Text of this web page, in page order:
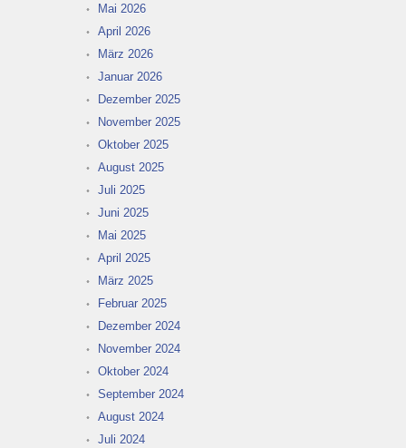
Mai 2026
April 2026
März 2026
Januar 2026
Dezember 2025
November 2025
Oktober 2025
August 2025
Juli 2025
Juni 2025
Mai 2025
April 2025
März 2025
Februar 2025
Dezember 2024
November 2024
Oktober 2024
September 2024
August 2024
Juli 2024